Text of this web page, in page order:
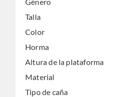
Talla
Color
Horma
Altura de la plataforma
Material
Tipo de caña